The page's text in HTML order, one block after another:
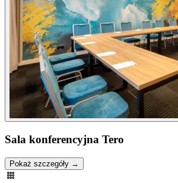
Sala konferencyjna Tero
Pokaż szczegóły →